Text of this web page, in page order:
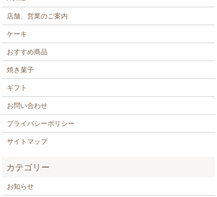
店舗、営業のご案内
ケーキ
おすすめ商品
焼き菓子
ギフト
お問い合わせ
プライバシーポリシー
サイトマップ
カテゴリー
お知らせ